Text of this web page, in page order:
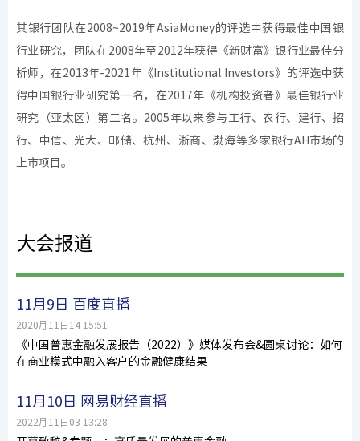
其银行团队在2008~2019年AsiaMoney的评选中获得最佳中国银
行业研究，团队在2008年至2012年获得《新财富》银行业最佳分
析师，在2013年-2021年《Institutional Investors》的评选中获
得中国银行业研究第一名，在2017年《机构投资者》最佳银行业
研究（亚太区）第二名。2005年以来参与工行、农行、建行、招
行、中信、光大、邮储、杭州、浙商、渤海等多家银行AH市场的
上市项目。
大会报道
11月9日 百度直播
2020月11日14 15:51
《中国普惠金融发展报告（2022）》媒体发布会&圆桌讨论：如何
在商业模式中融入客户的金融健康结果
11月10日 网易财经直播
2022月11日03 13:28